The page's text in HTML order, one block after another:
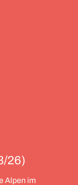
26)
Alpen im